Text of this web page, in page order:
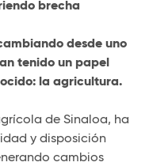
brecha
desde uno
tenido un papel
la agricultura.
de Sinaloa, ha
y disposición
cambios